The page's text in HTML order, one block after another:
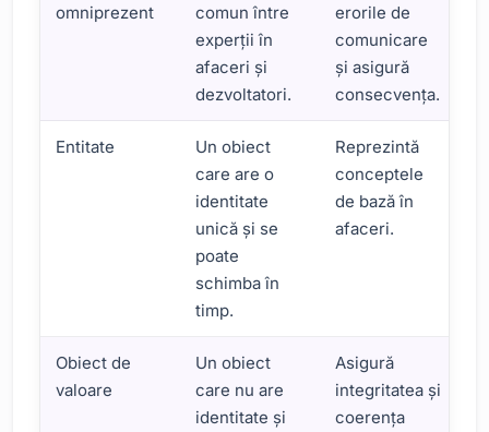
omniprezent
comun între
experții în
afaceri și
dezvoltatori.
erorile de
comunicare
și asigură
consecvența.
Entitate
Un obiect
care are o
identitate
unică și se
poate
schimba în
timp.
Reprezintă
conceptele
de bază în
afaceri.
Obiect de
valoare
Un obiect
care nu are
identitate și
Asigură
integritatea și
coerența